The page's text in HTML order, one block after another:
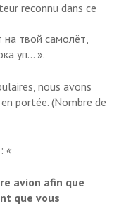
reconnu dans ce
твой самолёт,
уп… ».
nous avons
portée. (Nombre de
«
avion afin que
que vous